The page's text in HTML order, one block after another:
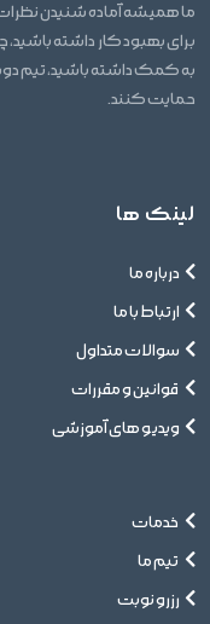
ما همیشه آماده شنیدن
برای بهبود کار داشته
به کمک داشته باشید، تیم
حمایت کنند.
لینک ها
درباره ما
ارتباط با ما
سوالات متداول
قوانین و مقررات
ویدیو های آموزشی
خدمات
تیم ما
رزرو نوبت